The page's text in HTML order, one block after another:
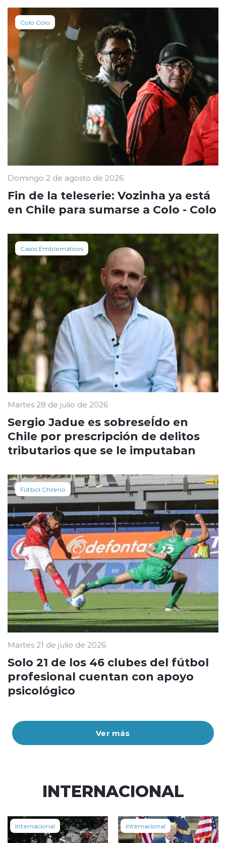
Ver más
Colo Colo
Domingo 2 de agosto de 2026
Fin de la teleserie: Vozinha ya está
en Chile para sumarse a Colo - Colo
Casos Emblemáticos
Martes 28 de julio de 2026
Sergio Jadue es sobreseÍdo en
Chile por prescripción de delitos
tributarios que se le imputaban
Fútbol Chileno
Martes 21 de julio de 2026
Solo 21 de los 46 clubes del fútbol
profesional cuentan con apoyo
psicológico
INTERNACIONAL
Internacional Internacional